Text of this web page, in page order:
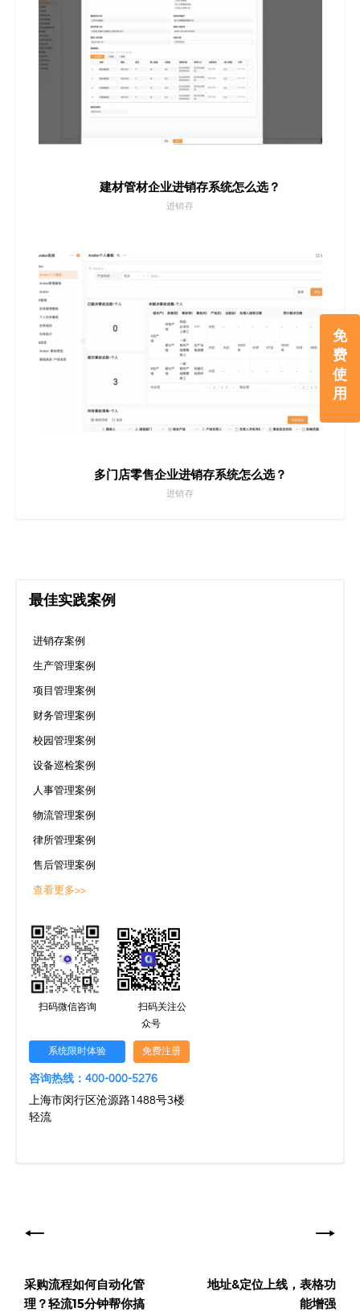
免
费
使
用
建材管材企业进销存系统怎么选？
进销存
多门店零售企业进销存系统怎么选？
进销存
最佳实践案例
进销存案例
生产管理案例
项目管理案例
财务管理案例
校园管理案例
设备巡检案例
人事管理案例
物流管理案例
律所管理案例
售后管理案例
查看更多>>
扫码微信咨询
扫码关注公
众号
系统限时体验 免费注册
咨询热线：400-000-5276
上海市闵行区沧源路1488号3楼
轻流
章
导
航采购流程如何自动化管
理？轻流15分钟帮你搞
地址&定位上线，表格功
能增强